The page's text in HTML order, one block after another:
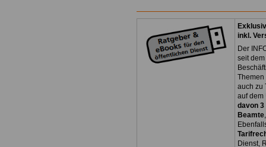
inkl.
Der
seit
Themen
auch zu
auf dem
davon 3
Beamte
Dienst,